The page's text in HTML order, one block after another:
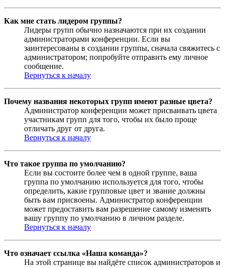
Как мне стать лидером группы?
Лидеры групп обычно назначаются при их создании
администраторами конференции. Если вы
заинтересованы в создании группы, сначала свяжитесь с
администратором; попробуйте отправить ему личное
сообщение.
Вернуться к началу
Почему названия некоторых групп имеют разные цвета?
Администратор конференции может присваивать цвета
участникам групп для того, чтобы их было проще
отличать друг от друга.
Вернуться к началу
Что такое группа по умолчанию?
Если вы состоите более чем в одной группе, ваша
группа по умолчанию используется для того, чтобы
определить, какие групповые цвет и звание должны
быть вам присвоены. Администратор конференции
может предоставить вам разрешение самому изменять
вашу группу по умолчанию в личном разделе.
Вернуться к началу
Что означает ссылка «Наша команда»?
На этой странице вы найдёте список администраторов и